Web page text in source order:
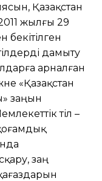
Қазақстан
жылғы 29
дамыту
арналған
«Қазақстан
заңын
тіл –
заң